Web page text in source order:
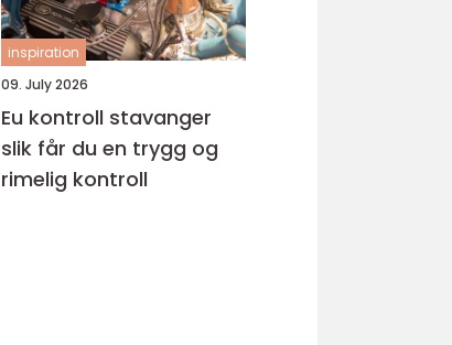
inspiration
09. July 2026
Eu kontroll stavanger
slik får du en trygg og
rimelig kontroll